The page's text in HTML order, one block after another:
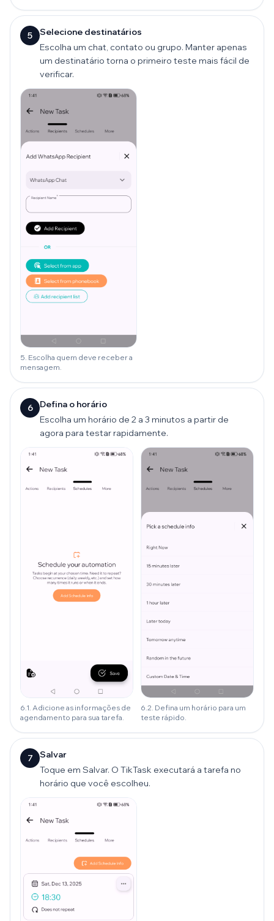
5
Selecione destinatários
Escolha um chat, contato ou grupo. Manter apenas
um destinatário torna o primeiro teste mais fácil de
verificar.
5. Escolha quem deve receber a
mensagem.
6
Defina o horário
Escolha um horário de 2 a 3 minutos a partir de
agora para testar rapidamente.
6.1. Adicione as informações de
agendamento para sua tarefa.
6.2. Defina um horário para um
teste rápido.
7
Salvar
Toque em Salvar. O TikTask executará a tarefa no
horário que você escolheu.